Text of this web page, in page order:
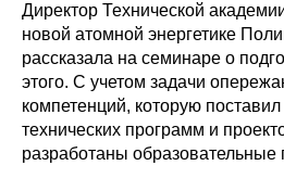
Директор Технической
новой атомной энергетике
рассказала на семинаре о
этого. С учетом задачи
компетенций, которую
технических программ и
разработаны